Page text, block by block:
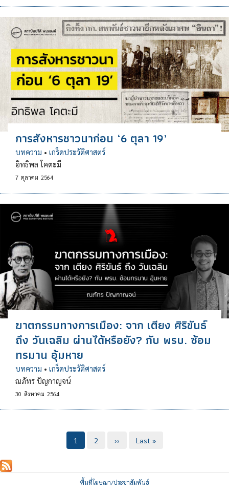
การสังหารชาวนาก่อน ‘6 ตุลา 19’
บทความ • เกร็ดประวัติศาสตร์
อิทธิพล โคตะมี
7 ตุลาคม 2564
ฆาตกรรมทางการเมือง: จาก เตียง ศิริขันธ์
ถึง วันเฉลิม ผ่านได้หรือยัง? กับ พรบ. ซ้อม
ทรมาน อุ้มหาย
บทความ • เกร็ดประวัติศาสตร์
ณภัทร ปัญกาญจน์
30 สิงหาคม 2564
Current
1 Page
2
Next
››
Last
Last »
พื้นที่โฆษณา/ประชาสัมพันธ์